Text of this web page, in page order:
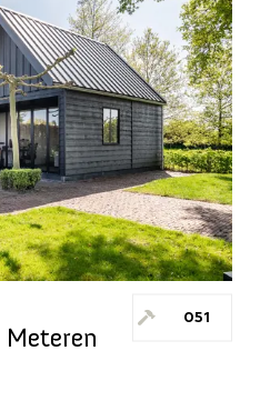
Meteren
051